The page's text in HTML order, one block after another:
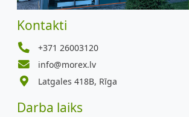
Kontakti
+371 26003120
info@morex.lv
Latgales 418B, Rīga
Darba laiks